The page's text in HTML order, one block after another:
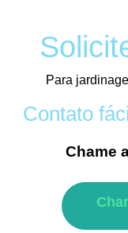
Para
Contato
Chame